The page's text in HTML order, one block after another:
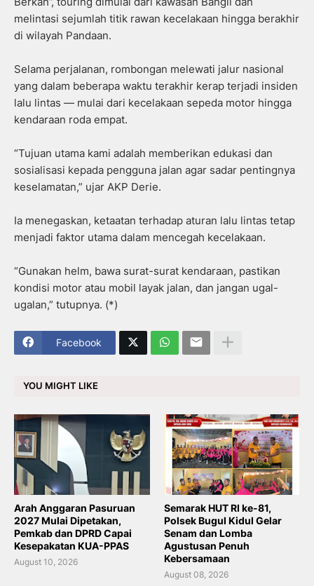
melintasi sejumlah titik rawan kecelakaan hingga berakhir
di wilayah Pandaan.
Selama perjalanan, rombongan melewati jalur nasional
yang dalam beberapa waktu terakhir kerap terjadi insiden
lalu lintas — mulai dari kecelakaan sepeda motor hingga
kendaraan roda empat.
“Tujuan utama kami adalah memberikan edukasi dan
sosialisasi kepada pengguna jalan agar sadar pentingnya
keselamatan,” ujar AKP Derie.
Ia menegaskan, ketaatan terhadap aturan lalu lintas tetap
menjadi faktor utama dalam mencegah kecelakaan.
“Gunakan helm, bawa surat-surat kendaraan, pastikan
kondisi motor atau mobil layak jalan, dan jangan ugal-
ugalan,” tutupnya. (*)
Facebook
YOU MIGHT LIKE
Arah Anggaran Pasuruan
2027 Mulai Dipetakan,
Pemkab dan DPRD Capai
Kesepakatan KUA-PPAS
August 10, 2026
Semarak HUT RI ke-81,
Polsek Bugul Kidul Gelar
Senam dan Lomba
Agustusan Penuh
Kebersamaan
August 08, 2026